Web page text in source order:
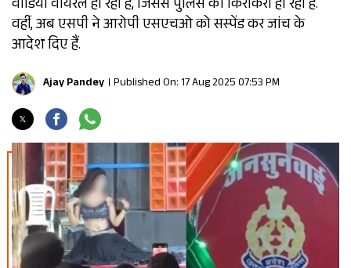
वीडियो वायरल हो रही है, जिससे पुलिस की किरकिरी हो रही है.
वहीं, अब एसपी ने आरोपी एसएचओ को सस्पेंड कर जांच के
आदेश दिए हैं.
Ajay Pandey Published On: 17 Aug 2025 07:53 PM